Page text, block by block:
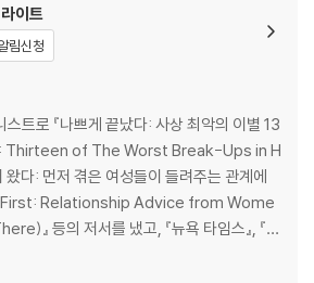
과학자가 힘을 합치면 세계를 구할 수 있음을
이트
림신청
트로 『나쁘게 끝났다: 사상 최악의 이별 13
Thirteen of The Worst Break-Ups in H
왔다: 먼저 겪은 여성들이 들려주는 관계에
First: Relationship Advice from Wome
』 등의 저서를 냈고, 『뉴욕 타임스』, 『워
트』, 『뉴욕 업저버』를 비롯한 다양한 지면에